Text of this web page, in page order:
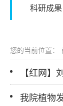
科研成果
您的当前位置：
【红网】
初具成效
我院植物